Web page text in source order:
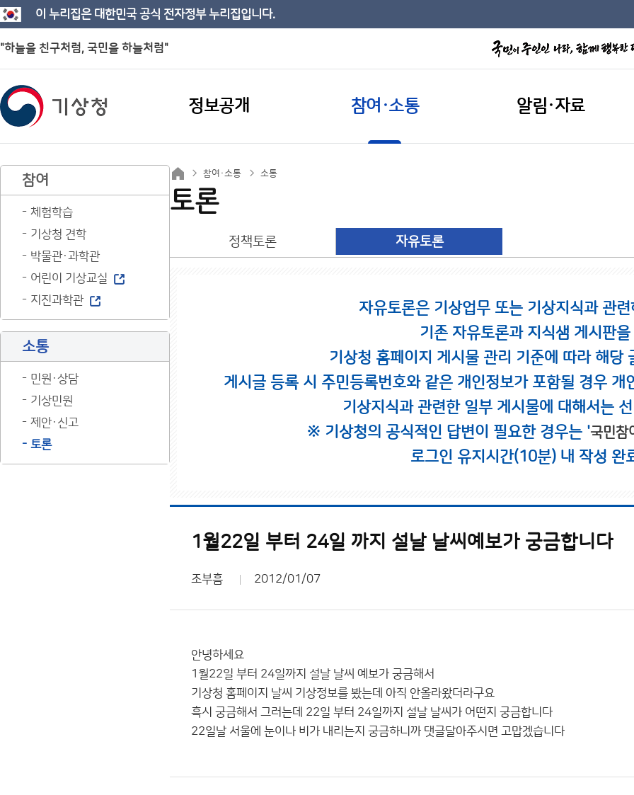
이 누리집은 대한민국 공식 전자정부 누리집입니다.
"하늘을 친구처럼, 국민을 하늘처럼"
정보공개 참여·소통 알림·자료
참여
체험학습
기상청 견학
박물관·과학관
어린이 기상교실
지진과학관
소통
민원·상담
기상민원
제안·신고
토론
참여·소통 소통
토론
정책토론 자유토론
자유토론은 기상업무 또는 기상지식과 관
기존 자유토론과 지식샘 게시판
기상청 홈페이지 게시물 관리 기준에 따라 해당
게시글 등록 시 주민등록번호와 같은 개인정보가 포함될 경우
기상지식과 관련한 일부 게시물에 대해서는
※ 기상청의 공식적인 답변이 필요한 경우는 '국민참
로그인 유지시간(10분) 내 작성 완
1월22일 부터 24일 까지 설날 날씨예보가 궁금합니다
조부흠 2012/01/07
안녕하세요
1월22일 부터 24일까지 설날 날씨 예보가 궁금해서
기상청 홈페이지 날씨 기상정보를 봤는데 아직 안올라왔더라구요
흑시 궁금해서 그러는데 22일 부터 24일까지 설날 날씨가 어떤지 궁금합니다
22일날 서울에 눈이나 비가 내리는지 궁금하니까 댓글달아주시면 고맙겠습니다